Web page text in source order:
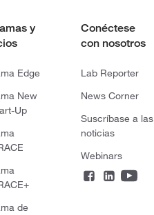
y
Edge
New
Up
de
Conéctese
con nosotros
Lab Reporter
News Corner
Suscríbase a las
noticias
Webinars